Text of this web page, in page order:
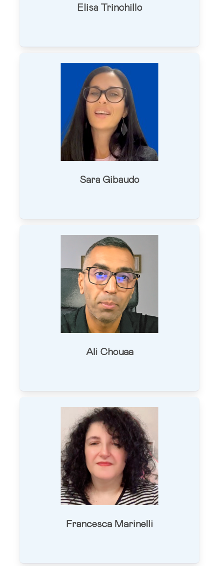
Elisa Trinchillo
Sara Gibaudo
Ali Chouaa
Francesca Marinelli